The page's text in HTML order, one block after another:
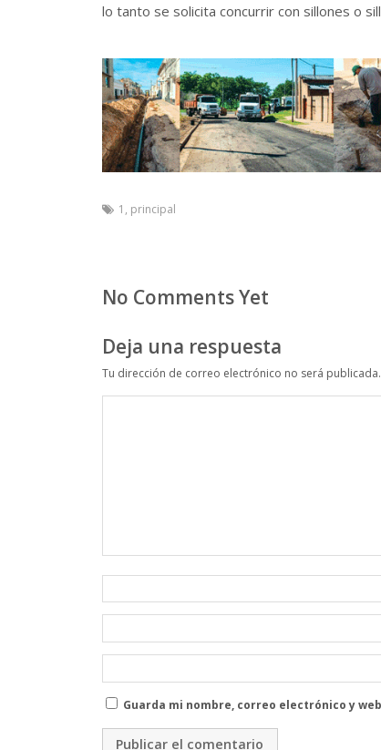
lo tanto se solicita concurrir con sillones o
1 , principal
No Comments Yet
Deja una respuesta
Tu dirección de correo electrónico no será publicada.
Guarda mi nombre, correo electrónico y